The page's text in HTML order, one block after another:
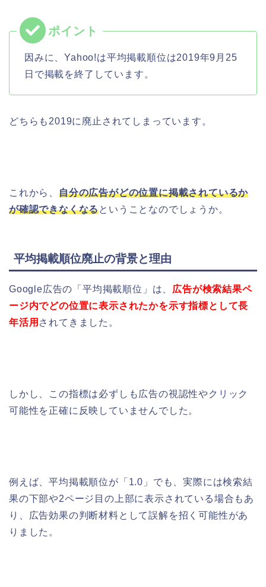
因みに、Yahoo!は平均掲載順位は2019年9月25
日で掲載を終了しています。
どちらも2019に廃止されてしまっています。
これから、 自分の広告がどの位置に掲載されているか
が確認できなくなるということなのでしょうか。
平均掲載順位廃止の背景と理由
Google広告の「平均掲載順位」は、 広告が検索結果ペ
ージ内でどの位置に表示されたかを示す指標として長
年活用 されてきました。
しかし、この指標は必ずしも広告の視認性やクリック
可能性を正確に反映していませんでした。
例えば、平均掲載順位が「1.0」でも、実際には検索結
果の下部や2ページ目の上部に表示されている場合もあ
り、広告効果の判断材料として誤解を招く可能性があ
りました。